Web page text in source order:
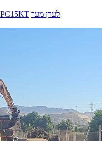
פּאַוערגאָ סעריע PC15KT לערן מער